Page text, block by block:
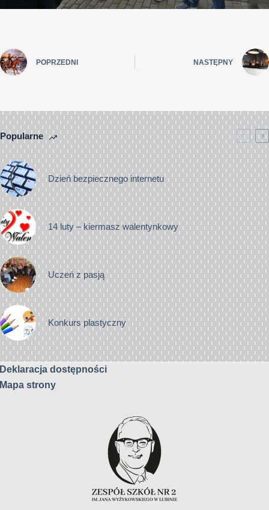
POPRZEDNI NASTĘPNY
Popularne
Dzień bezpiecznego internetu
14 luty – kiermasz walentynkowy
Uczeń z pasją
Konkurs plastyczny
Deklaracja dostępności
Mapa strony